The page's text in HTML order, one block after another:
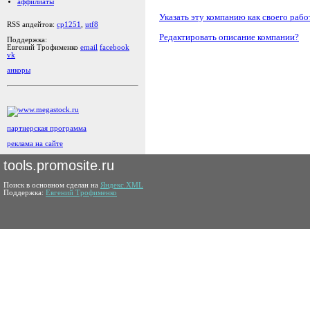
аффилиаты
RSS апдейтов: cp1251
utf8
Поддержка:
Евгений Трофименко email facebook
vk
анкоры
партнерская программа
реклама на сайте
Указать эту компанию как своего
Редактировать описание компании?
tools.promosite.ru
Поиск в основном сделан на Яндекс.XML
Поддержка: Евгений Трофименко